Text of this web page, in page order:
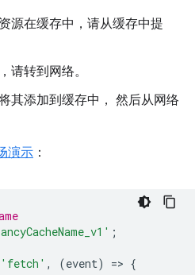
源在缓存中，请从缓存中提
请转到网络。
其添加到缓存中， 然后从网络
演示 ：
;
'fetch' , (event) => {